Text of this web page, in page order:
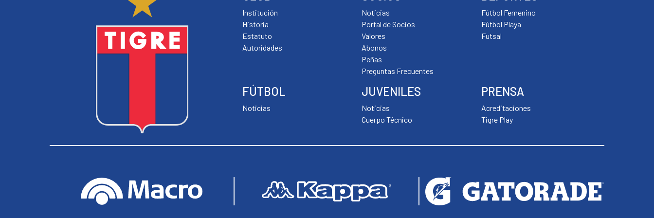
Institución
Historia
Estatuto
Autoridades
FÚTBOL
Noticias
Fútbol Femenino
Fútbol Playa
Futsal
JUVENILES
Noticias
Cuerpo Técnico
PRENSA
Acreditaciones
Tigre Play
Noticias
Portal de Socios
Valores
Abonos
Peñas
Preguntas Frecuentes